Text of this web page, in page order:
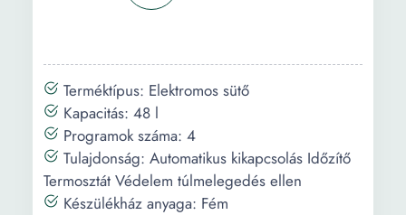
Terméktípus: Elektromos sütő
Kapacitás: 48 l
Programok száma: 4
Tulajdonság: Automatikus kikapcsolás Időzítő
Termosztát Védelem túlmelegedés ellen
Készülékház anyaga: Fém